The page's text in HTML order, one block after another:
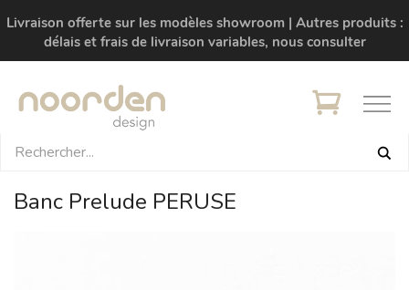
Livraison offerte sur les modèles showroom | Autres produits :
délais et frais de livraison variables, nous consulter
Banc Prelude PERUSE